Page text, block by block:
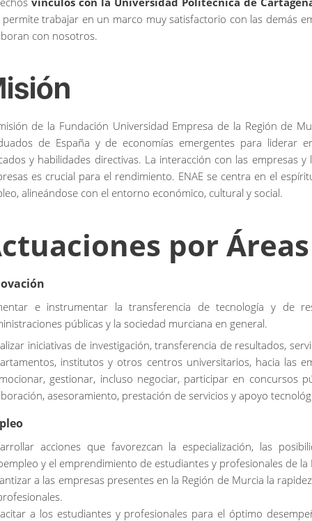
permite trabajar en un marco muy satisfactorio con las demás
con nosotros.
de la Fundación Universidad Empresa de la Región de
de España y de economías emergentes para liderar
y habilidades directivas. La interacción con las empresas
es crucial para el rendimiento. ENAE se centra en el
alineándose con el entorno económico, cultural y social.
por Áreas
e instrumentar la transferencia de tecnología y de
públicas y la sociedad murciana en general.
iniciativas de investigación, transferencia de resultados,
institutos y otros centros universitarios, hacia las
gestionar, incluso negociar, participar en concursos
asesoramiento, prestación de servicios y apoyo
acciones que favorezcan la especialización, las
y el emprendimiento de estudiantes y profesionales de la
a las empresas presentes en la Región de Murcia la
a los estudiantes y profesionales para el óptimo